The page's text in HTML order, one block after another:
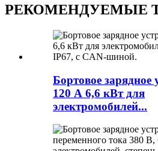
РЕКОМЕНДУЕМЫЕ
Бортовое зарядное
120 А 6,6 кВт для
электромобилей...